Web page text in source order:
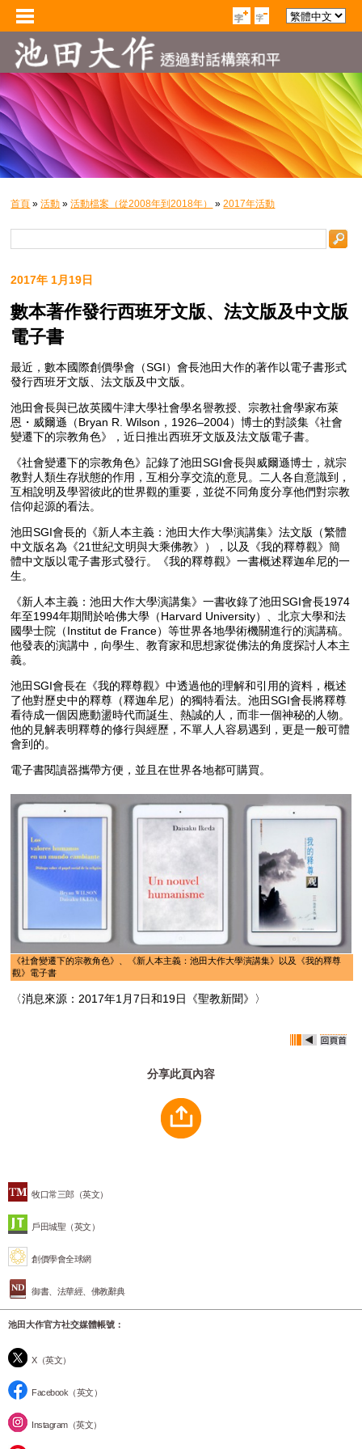
牧口常三郎（英文）
戶田城聖（英文）
創價學會全球網
御書、法華經、佛教辭典
池田大作官方社交媒體帳號：
X（英文）
Facebook（英文）
Instagram（英文）
首頁 »活動 »活動檔案（從2008年到2018年） »2017年活動
2017年 1月19日
數本著作發行西班牙文版、法文版及中文版
電子書
最近，數本國際創價學會（SGI）會長池田大作的著作以電子書形式
發行西班牙文版、法文版及中文版。
池田會長與已故英國牛津大學社會學名譽教授、宗教社會學家布萊
恩・威爾遜（Bryan R. Wilson，1926–2004）博士的對談集《社會
變遷下的宗教角色》，近日推出西班牙文版及法文版電子書。
《社會變遷下的宗教角色》記錄了池田SGI會長與威爾遜博士，就宗
教對人類生存狀態的作用，互相分享交流的意見。二人各自意識到，
互相說明及學習彼此的世界觀的重要，並從不同角度分享他們對宗教
信仰起源的看法。
池田SGI會長的《新人本主義：池田大作大學演講集》法文版（繁體
中文版名為《21世紀文明與大乘佛教》），以及《我的釋尊觀》簡
體中文版以電子書形式發行。《我的釋尊觀》一書概述釋迦牟尼的一
生。
《新人本主義：池田大作大學演講集》一書收錄了池田SGI會長1974
年至1994年期間於哈佛大學（Harvard University）、北京大學和法
國學士院（Institut de France）等世界各地學術機關進行的演講稿。
他發表的演講中，向學生、教育家和思想家從佛法的角度探討人本主
義。
池田SGI會長在《我的釋尊觀》中透過他的理解和引用的資料，概述
了他對歷史中的釋尊（釋迦牟尼）的獨特看法。池田SGI會長將釋尊
看待成一個因應動盪時代而誕生、熱誠的人，而非一個神秘的人物。
他的見解表明釋尊的修行與經歷，不單人人容易遇到，更是一般可體
會到的。
電子書閱讀器攜帶方便，並且在世界各地都可購買。
《社會變遷下的宗教角色》、《新人本主義：池田大作大學演講集》以及《我的釋尊
觀》電子書
〈消息來源：2017年1月7日和19日《聖教新聞》〉
分享此頁內容